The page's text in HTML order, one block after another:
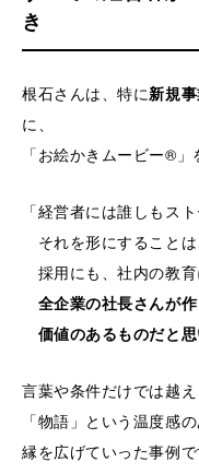
き
根石さんは、特に新規
に、
「お絵かきムービー®」
「経営者には誰しもス
それを形にすることは
採用にも、社内の教育
全企業の社長さんが
価値のあるものだと思
言葉や条件だけでは越
「物語」という温度感
縁を広げていった事例で